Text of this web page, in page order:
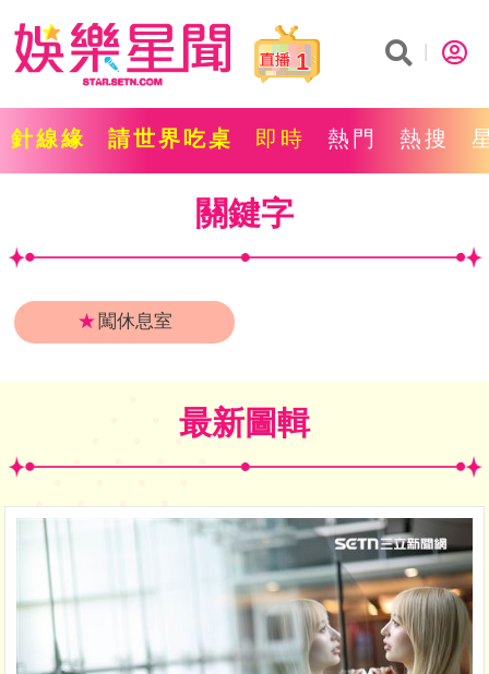
1
針線緣 請世界吃桌 即時 熱門 熱搜
關鍵字
★ 闖休息室
最新圖輯